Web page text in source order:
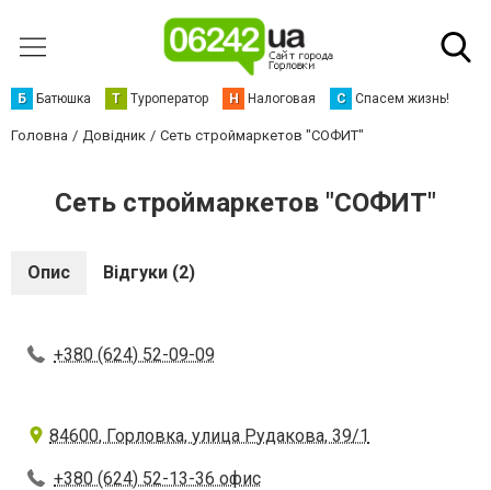
Б Батюшка Т Туроператор Н Налоговая С Спасем жизнь!
Головна Довідник Сеть строймаркетов "СОФИТ"
Сеть строймаркетов "СОФИТ"
Опис Відгуки (2)
+380 (624) 52-09-09
84600, Горловка, улица Рудакова, 39/1
+380 (624) 52-13-36 офис